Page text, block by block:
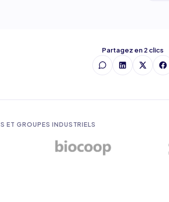
Partagez en 2 clics
ET GROUPES INDUSTRIELS